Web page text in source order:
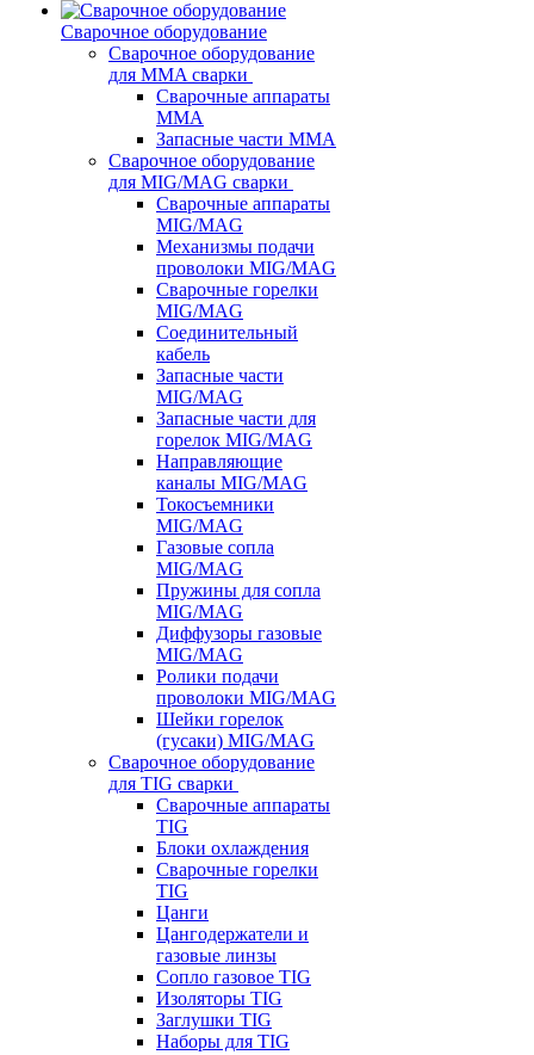
Сварочное оборудование
Сварочное оборудование
для MMA сварки
Сварочные аппараты
MMA
Запасные части MMA
Сварочное оборудование
для MIG/MAG сварки
Сварочные аппараты
MIG/MAG
Механизмы подачи
проволоки MIG/MAG
Сварочные горелки
MIG/MAG
Соединительный
кабель
Запасные части
MIG/MAG
Запасные части для
горелок MIG/MAG
Направляющие
каналы MIG/MAG
Токосъемники
MIG/MAG
Газовые сопла
MIG/MAG
Пружины для сопла
MIG/MAG
Диффузоры газовые
MIG/MAG
Ролики подачи
проволоки MIG/MAG
Шейки горелок
(гусаки) MIG/MAG
Сварочное оборудование
для TIG сварки
Сварочные аппараты
TIG
Блоки охлаждения
Сварочные горелки
TIG
Цанги
Цангодержатели и
газовые линзы
Сопло газовое TIG
Изоляторы TIG
Заглушки TIG
Наборы для TIG